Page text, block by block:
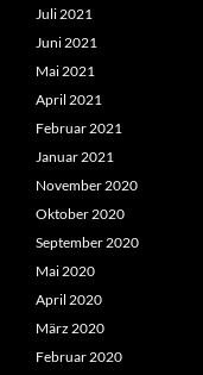
Juli 2021
Juni 2021
Mai 2021
April 2021
Februar 2021
Januar 2021
November 2020
Oktober 2020
September 2020
Mai 2020
April 2020
März 2020
Februar 2020